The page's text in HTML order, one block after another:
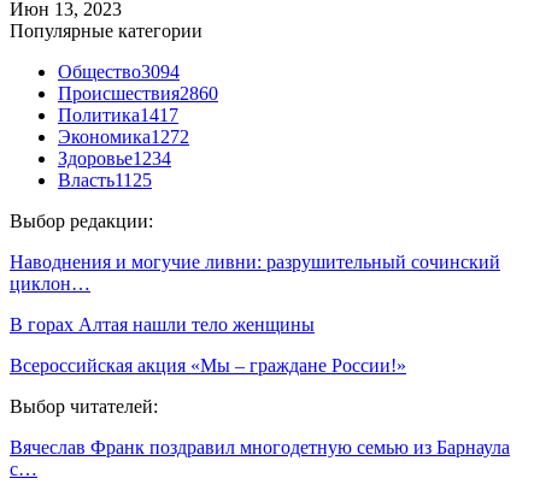
Июн 13, 2023
Популярные категории
Общество3094
Происшествия2860
Политика1417
Экономика1272
Здоровье1234
Власть1125
Выбор редакции:
Наводнения и могучие ливни: разрушительный сочинский
циклон…
В горах Алтая нашли тело женщины
Всероссийская акция «Мы – граждане России!»
Выбор читателей:
Вячеслав Франк поздравил многодетную семью из Барнаула
с…